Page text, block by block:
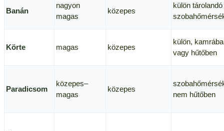
Banán
nagyon
magas
közepes
külön tárolandó
Körte magas közepes
külön,
vagy hűtőben
Paradicsom
közepes–
magas
közepes
nem hűtőben